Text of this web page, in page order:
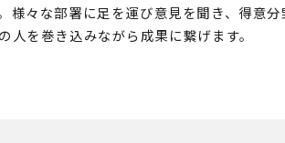
様々な部署に足を運び意見を聞き、得意
人を巻き込みながら成果に繋げます。